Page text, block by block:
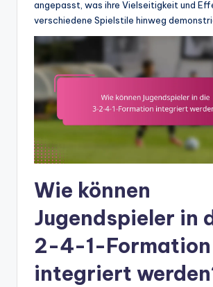
angepasst, was ihre Vielseitigkeit und
verschiedene Spielstile hinweg
Wie können
Jugendspieler in
2-4-1-Formation
integriert